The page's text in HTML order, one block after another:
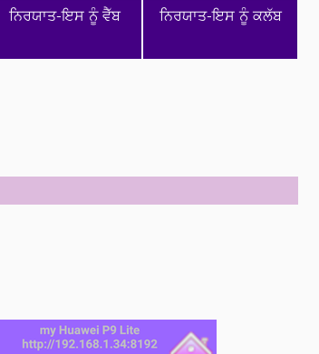
ਨਿਰਯਾਤ-ਇਸ ਨੂੰ ਵੈੱਬ ਨਿਰਯਾਤ-ਇਸ ਨੂੰ ਕਲੱਬ